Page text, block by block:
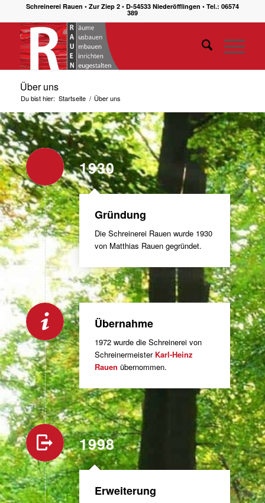
Schreinerei Rauen • Zur Ziep 2 • D-54533 Niederöfflingen • Tel.: 06574
389
Über uns
Du bist hier: Startseite / Über uns
1930
Gründung
Die Schreinerei Rauen wurde 1930
von Matthias Rauen gegründet.
Übernahme
1972 wurde die Schreinerei von
Schreinermeister Karl-Heinz
Rauen übernommen.
1998
Erweiterung